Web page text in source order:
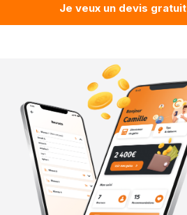
Je veux un devis gratuit